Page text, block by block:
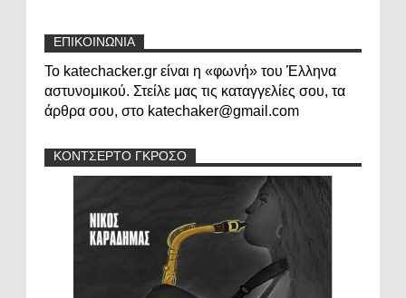
ΕΠΙΚΟΙΝΩΝΙΑ
Το katechacker.gr είναι η «φωνή» του Έλληνα
αστυνομικού. Στείλε μας τις καταγγελίες σου, τα
άρθρα σου, στο katechaker@gmail.com
ΚΟΝΤΣΕΡΤΟ ΓΚΡΟΣΟ